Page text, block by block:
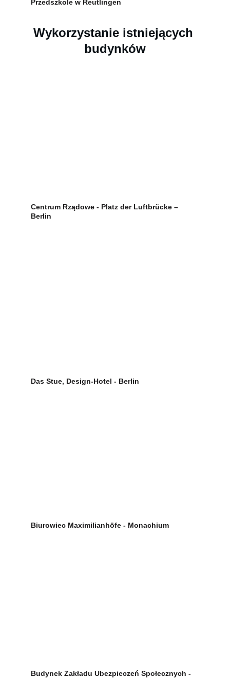
Przedszkole w Reutlingen
Wykorzystanie istniejących
budynków
Centrum Rządowe - Platz der Luftbrücke –
Berlin
Das Stue, Design-Hotel - Berlin
Biurowiec Maximilianhöfe - Monachium
Budynek Zakładu Ubezpieczeń Społecznych -